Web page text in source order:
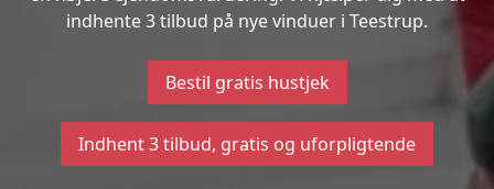
indhente 3 tilbud på nye vinduer i Teestrup.
Bestil gratis hustjek
Indhent 3 tilbud, gratis og uforpligtende